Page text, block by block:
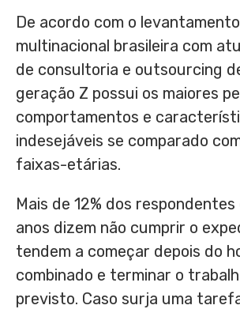
De acordo com o
multinacional brasileira com
de consultoria e outsourcing
geração Z possui os maiores
comportamentos e
indesejáveis se comparado
faixas-etárias.
Mais de 12% dos
anos dizem não cumprir o
tendem a começar depois do
combinado e terminar o
previsto. Caso surja uma